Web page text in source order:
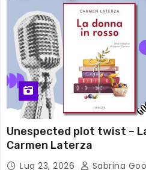
Unespected plot twist –
Carmen Laterza
Lug 23, 2026 Sabrina